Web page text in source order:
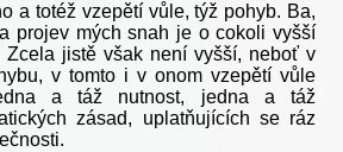
a totéž vzepětí vůle, týž pohyb. Ba,
projev mých snah je o cokoli vyšší
Zcela jistě však není vyšší, neboť v
v tomto i v onom vzepětí vůle
a táž nutnost, jedna a táž
zásad, uplatňujících se ráz